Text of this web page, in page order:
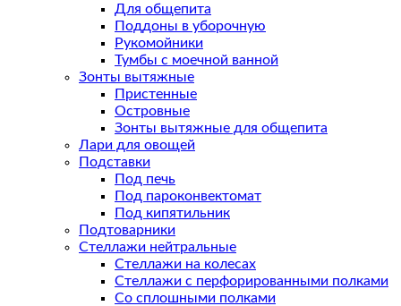
Для общепита
Поддоны в уборочную
Рукомойники
Тумбы с моечной ванной
Зонты вытяжные
Пристенные
Островные
Зонты вытяжные для общепита
Лари для овощей
Подставки
Под печь
Под пароконвектомат
Под кипятильник
Подтоварники
Стеллажи нейтральные
Стеллажи на колесах
Стеллажи с перфорированными полками
Со сплошными полками